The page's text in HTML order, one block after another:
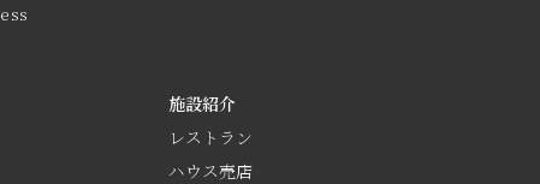
施設紹介
レストラン
ハウス売店